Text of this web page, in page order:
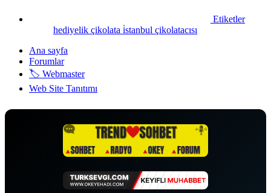
Etiketler
hediyelik çikolata i̇stanbul çikolatacısı
Ana sayfa
Forumlar
🏷️ Webmaster
Web Site Tanıtımı